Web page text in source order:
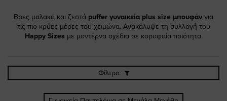
Βρες μαλακά και ζεστά puffer γυναικεία plus size μπουφάν για
τις πιο κρύες μέρες του χειμώνα. Ανακάλυψε τη συλλογή του
Happy Sizes με μοντέρνα σχέδια σε κορυφαία ποιότητα.
Φίλτρα